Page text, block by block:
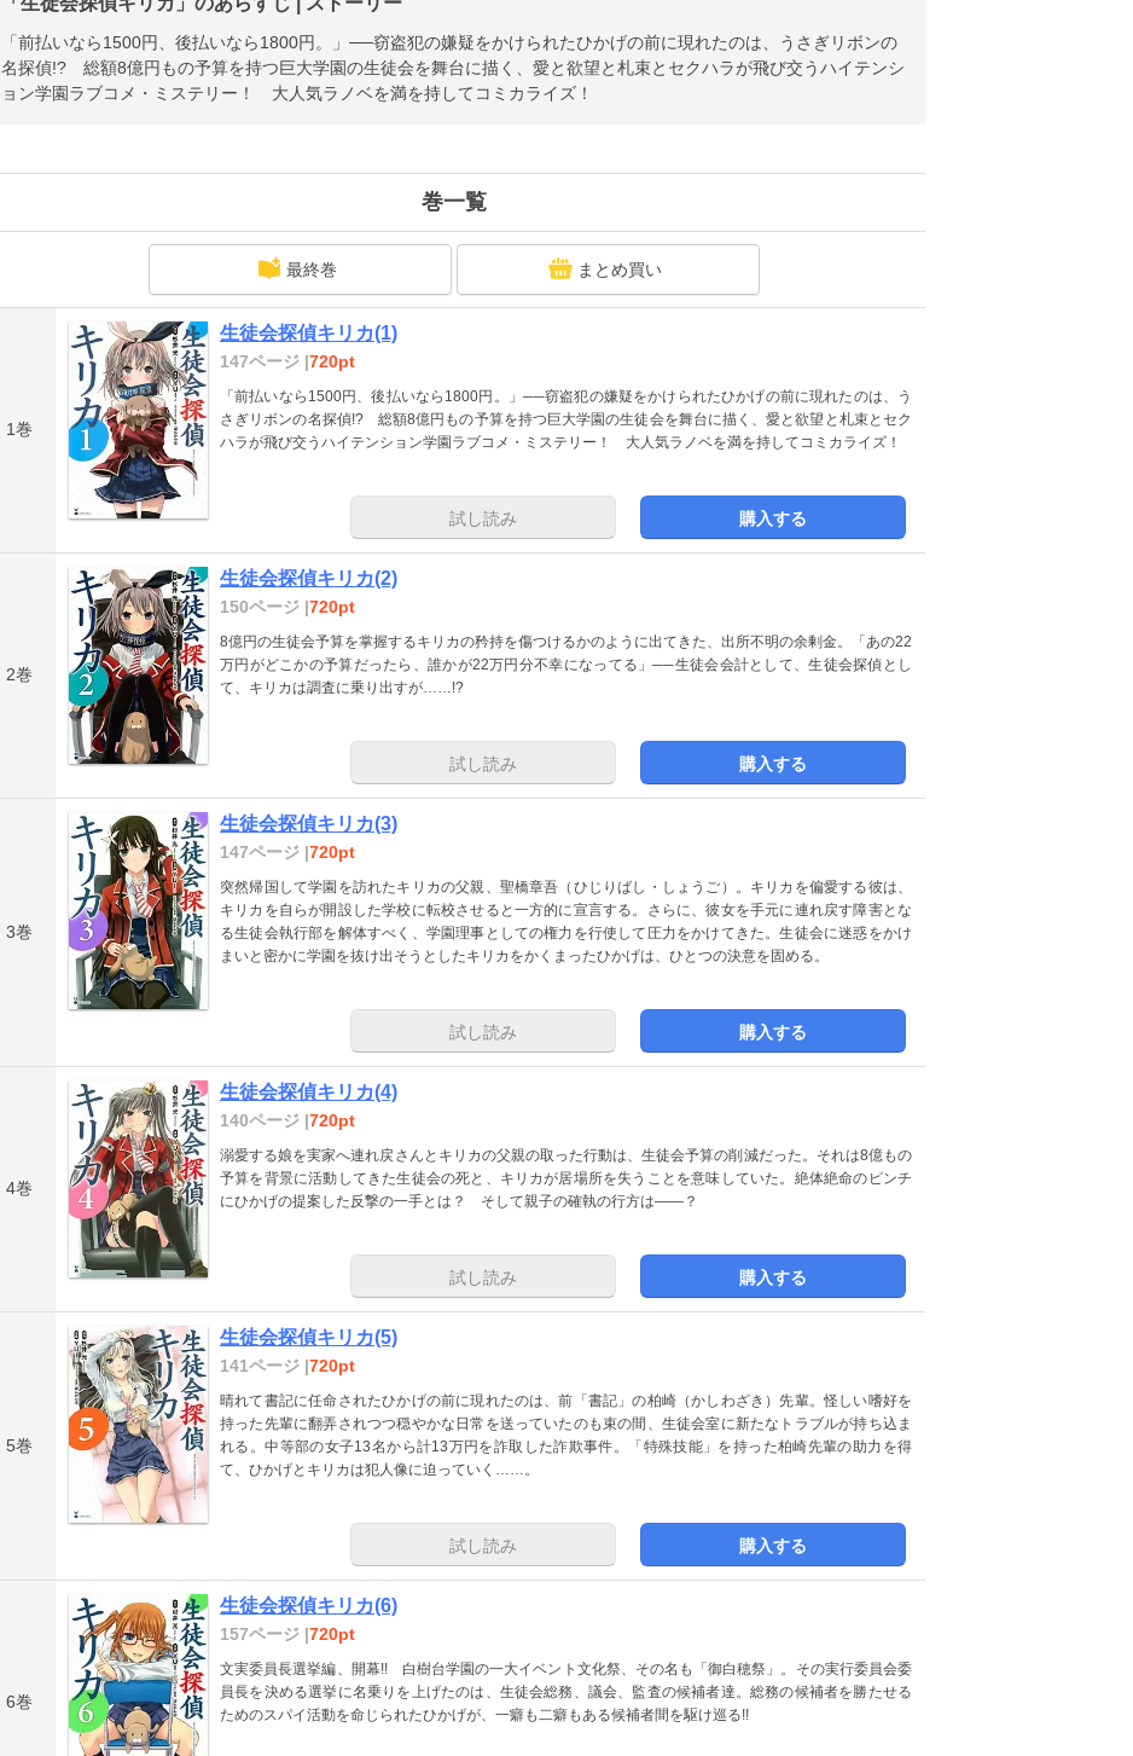
「前払いなら1500円、後払いなら1800円。」──窃盗犯の嫌疑をかけられたひかげの前に現れたのは、うさぎリボンの
名探偵!? 総額8億円もの予算を持つ巨大学園の生徒会を舞台に描く、愛と欲望と札束とセクハラが飛び交うハイテンシ
ョン学園ラブコメ・ミステリー！ 大人気ラノベを満を持してコミカライズ！
巻一覧
最終巻 まとめ買い
1巻
生徒会探偵キリカ(1)
147ページ |720pt
「前払いなら1500円、後払いなら1800円。」──窃盗犯の嫌疑をかけられたひかげの前に現れたのは、う
さぎリボンの名探偵!? 総額8億円もの予算を持つ巨大学園の生徒会を舞台に描く、愛と欲望と札束とセク
ハラが飛び交うハイテンション学園ラブコメ・ミステリー！ 大人気ラノベを満を持してコミカライズ！
試し読み 購入する
2巻
生徒会探偵キリカ(2)
150ページ |720pt
8億円の生徒会予算を掌握するキリカの矜持を傷つけるかのように出てきた、出所不明の余剰金。「あの22
万円がどこかの予算だったら、誰かが22万円分不幸になってる」──生徒会会計として、生徒会探偵とし
て、キリカは調査に乗り出すが……!?
試し読み 購入する
3巻
生徒会探偵キリカ(3)
147ページ |720pt
突然帰国して学園を訪れたキリカの父親、聖橋章吾（ひじりばし・しょうご）。キリカを偏愛する彼は、
キリカを自らが開設した学校に転校させると一方的に宣言する。さらに、彼女を手元に連れ戻す障害とな
る生徒会執行部を解体すべく、学園理事としての権力を行使して圧力をかけてきた。生徒会に迷惑をかけ
まいと密かに学園を抜け出そうとしたキリカをかくまったひかげは、ひとつの決意を固める。
試し読み 購入する
4巻
生徒会探偵キリカ(4)
140ページ |720pt
溺愛する娘を実家へ連れ戻さんとキリカの父親の取った行動は、生徒会予算の削減だった。それは8億もの
予算を背景に活動してきた生徒会の死と、キリカが居場所を失うことを意味していた。絶体絶命のピンチ
にひかげの提案した反撃の一手とは？ そして親子の確執の行方は――？
試し読み 購入する
5巻
生徒会探偵キリカ(5)
141ページ |720pt
晴れて書記に任命されたひかげの前に現れたのは、前「書記」の柏崎（かしわざき）先輩。怪しい嗜好を
持った先輩に翻弄されつつ穏やかな日常を送っていたのも束の間、生徒会室に新たなトラブルが持ち込ま
れる。中等部の女子13名から計13万円を詐取した詐欺事件。「特殊技能」を持った柏崎先輩の助力を得
て、ひかげとキリカは犯人像に迫っていく……。
試し読み 購入する
6巻
生徒会探偵キリカ(6)
157ページ |720pt
文実委員長選挙編、開幕!! 白樹台学園の一大イベント文化祭、その名も「御白穂祭」。その実行委員会委
員長を決める選挙に名乗りを上げたのは、生徒会総務、議会、監査の候補者達。総務の候補者を勝たせる
ためのスパイ活動を命じられたひかげが、一癖も二癖もある候補者間を駆け巡る!!